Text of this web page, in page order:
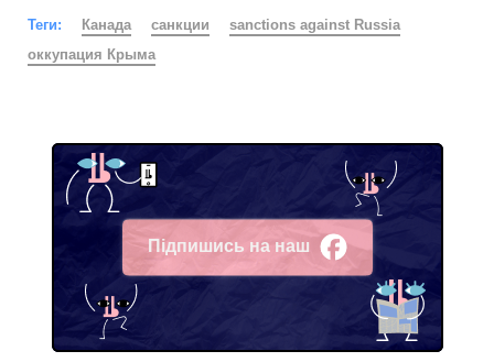
Теги: Канада санкции
sanctions against Russia
оккупация Крыма
Підпишись на наш
Facebook